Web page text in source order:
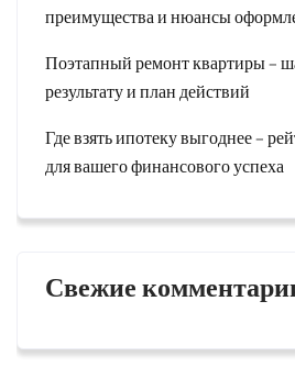
преимущества и нюансы
Поэтапный ремонт квартиры –
результату и план действий
Где взять ипотеку выгоднее –
для вашего финансового успеха
Свежие